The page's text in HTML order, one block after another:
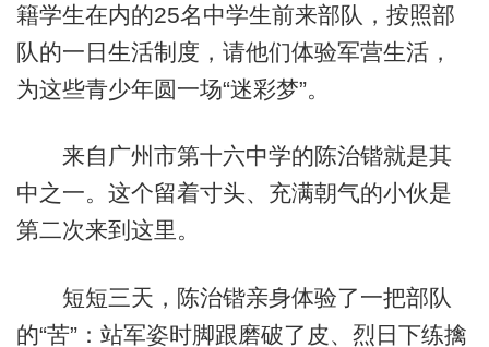
籍学生在内的25名中学生前来部队，按照部
队的一日生活制度，请他们体验军营生活，
为这些青少年圆一场“迷彩梦”。
来自广州市第十六中学的陈治锴就是其
中之一。这个留着寸头、充满朝气的小伙是
第二次来到这里。
短短三天，陈治锴亲身体验了一把部队
的“苦”：站军姿时脚跟磨破了皮、烈日下练擒